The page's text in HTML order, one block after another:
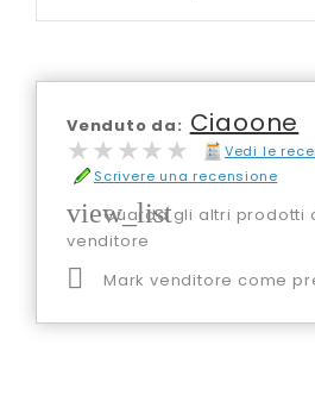
Venduto da: Ciaoone
★★★★★
★★★★★
Vedi le
Scrivere una recensione
view_list
Guarda gli altri prodotti
venditore
 Mark venditore come